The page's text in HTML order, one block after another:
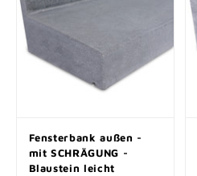
Fensterbank außen -
mit SCHRÄGUNG -
Blaustein leicht